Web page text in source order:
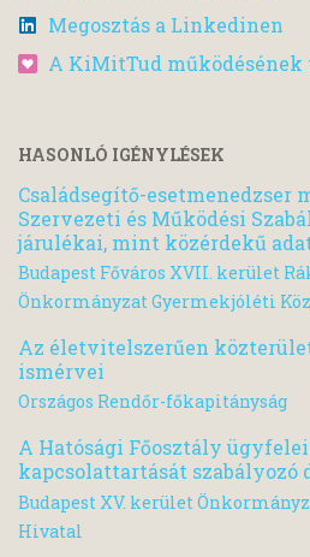
Megosztás a Linkedinen
A KiMitTud működésének
HASONLÓ IGÉNYLÉSEK
Családsegítő-esetmenedzser
Szervezeti és Működési
járulékai, mint közérdekű
Budapest Főváros XVII. kerület
Önkormányzat Gyermekjóléti
Az életvitelszerűen
ismérvei
Országos Rendőr-főkapitányság
A Hatósági Főosztály
kapcsolattartását szabályozó
Budapest XV. kerület
Hivatal